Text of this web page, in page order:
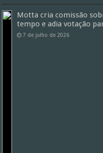
Motta cria comissão
tempo e adia votação
7 de julho de 2026